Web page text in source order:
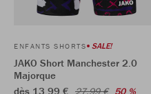
ENFANTS SHORTS SALE!
JAKO Short Manchester 2.0
Majorque
dès 13,99 € 27,99 € 50 %